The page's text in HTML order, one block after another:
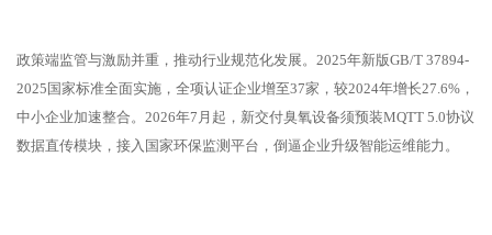
政策端监管与激励并重，推动行业规范化发展。2025年新版GB/T 37894-
2025国家标准全面实施，全项认证企业增至37家，较2024年增长27.6%，
中小企业加速整合。2026年7月起，新交付臭氧设备须预装MQTT 5.0协议
数据直传模块，接入国家环保监测平台，倒逼企业升级智能运维能力。